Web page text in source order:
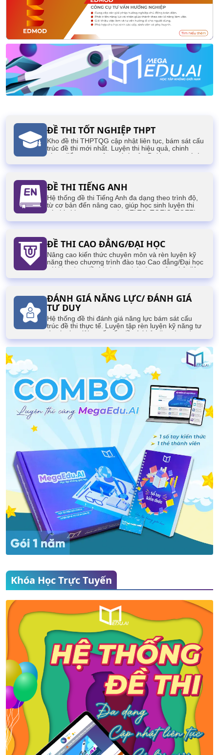
ĐỀ THI TỐT NGHIỆP THPT
Kho đề thi THPTQG cập nhật liên tục, bám sát cấu
trúc đề thi mới nhất. Luyện thi hiệu quả, chinh
phục điểm cao, mở ra cánh cửa Đại học mơ ước!
ĐỀ THI TIẾNG ANH
Hệ thống đề thi Tiếng Anh đa dạng theo trình độ,
từ cơ bản đến nâng cao, giúp học sinh luyện thi
các kỳ thi quan trọng như IELTS, TOEIC, TOEFL,
VSTEP,...
ĐỀ THI CAO ĐẲNG/ĐẠI HỌC
Nâng cao kiến thức chuyên môn và rèn luyện kỹ
năng theo chương trình đào tạo Cao đẳng/Đại học
với kho tàng đề thi phong phú, được cập nhật liên
tục, phục vụ cho các kỳ thi của sinh viên.
ĐÁNH GIÁ NĂNG LỰC/ ĐÁNH GIÁ
TƯ DUY
Hệ thống đề thi đánh giá năng lực bám sát cấu
trúc đề thi thực tế. Luyện tập rèn luyện kỹ năng tư
duy logic, giải quyết vấn đề và khả năng ứng dụng
kiến thức của học sinh.
Khóa Học Trực Tuyến
MỚI
Kiến thức trọng tâm
môn Ngữ Văn 11
Học phí: Miễn phí
Giáo viên:
MegaEdu.AI
Bài học
Bài giảng
400
Câu hỏi
Kiến thức trọng tâm
môn Địa lý 9
Học phí:Miễn phí
Giáo viên:
MegaEdu.AI
Bài học
25Bài giảng
300Câu hỏi